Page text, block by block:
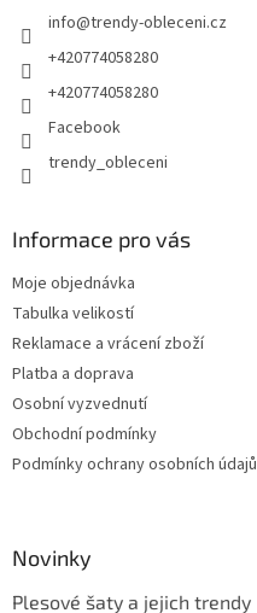
info@trendy-obleceni.cz
+420774058280
+420774058280
Facebook
trendy_obleceni
Informace pro vás
Moje objednávka
Tabulka velikostí
Reklamace a vrácení zboží
Platba a doprava
Osobní vyzvednutí
Obchodní podmínky
Podmínky ochrany osobních údajů
Novinky
Plesové šaty a jejich trendy